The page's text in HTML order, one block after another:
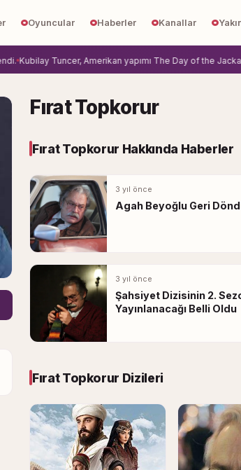
Oyuncular Haberler Kanallar
Kubilay Tuncer, Amerikan yapımı The Day of the Jackal
Fırat Topkorur
Fırat Topkorur Hakkında Haberler
3 yıl önce
Agah Beyoğlu Geri
3 yıl önce
Şahsiyet Dizisinin 2.
Yayınlanacağı Belli Oldu
Fırat Topkorur Dizileri